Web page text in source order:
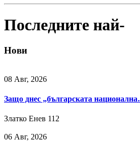
Последните най-
Нови
08 Авг, 2026
Защо днес „българската
Златко Енев 112
06 Авг, 2026